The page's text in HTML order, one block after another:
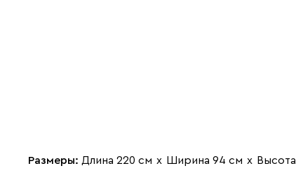
Размеры: Длина 220 см х Ширина 94 см х